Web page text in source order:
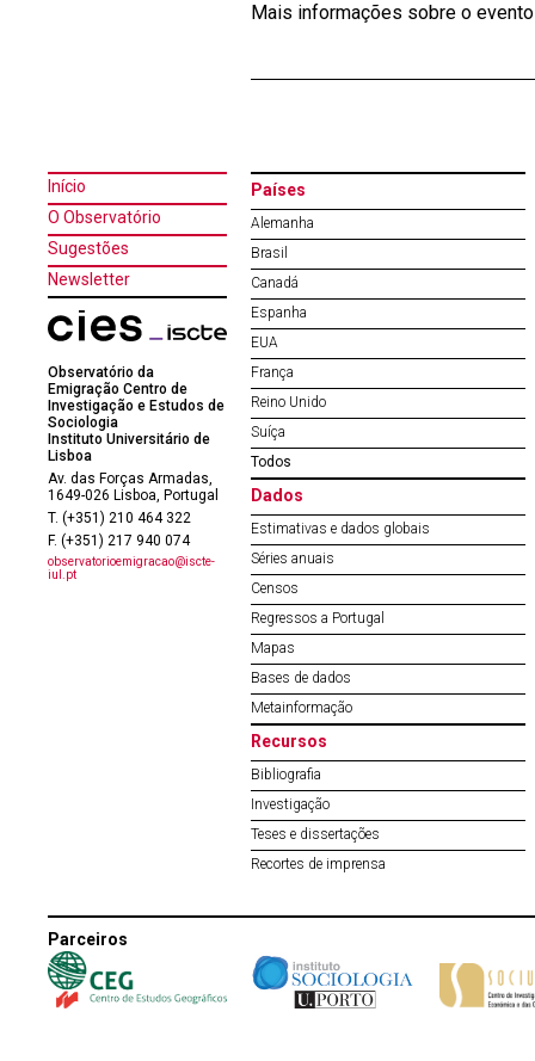
Mais informações sobre o
Início
O Observatório
Sugestões
Newsletter
Observatório da
Emigração Centro de
Investigação e Estudos de
Sociologia
Instituto Universitário de
Lisboa
Av. das Forças Armadas,
1649-026 Lisboa, Portugal
T. (+351) 210 464 322
F. (+351) 217 940 074
observatorioemigracao@iscte-
iul.pt
Países
Alemanha
Brasil
Canadá
Espanha
EUA
França
Reino Unido
Suíça
Todos
Dados
Estimativas e dados globais
Séries anuais
Censos
Regressos a Portugal
Mapas
Bases de dados
Metainformação
Recursos
Bibliografia
Investigação
Teses e dissertações
Recortes de imprensa
Parceiros